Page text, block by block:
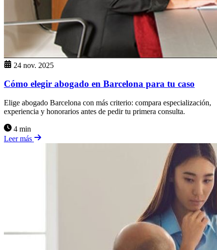
24 nov. 2025
Cómo elegir abogado en Barcelona para tu caso
Elige abogado Barcelona con más criterio: compara especialización,
experiencia y honorarios antes de pedir tu primera consulta.
4 min
Leer más